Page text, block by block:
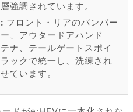
強調されています。
フロント・リアのバンパー
、アウタードアハンド
ナ、テールゲートスポイ
ックで統一し、洗練され
ています。